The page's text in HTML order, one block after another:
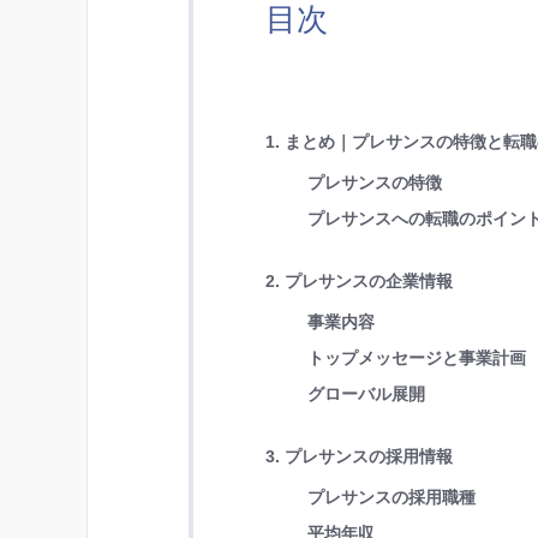
目次
1. まとめ｜プレサンスの特徴と転
プレサンスの特徴
プレサンスへの転職のポイント
2. プレサンスの企業情報
事業内容
トップメッセージと事業計画
グローバル展開
3. プレサンスの採用情報
プレサンスの採用職種
平均年収